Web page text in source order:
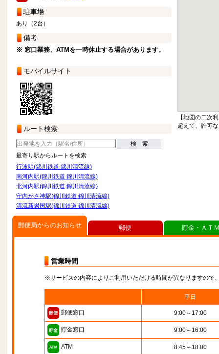
駐車場
あり（2台）
備考
※ 窓口業務、ATMを一時休止する場合があります。
モバイルサイト
ルート検索
検 索
最寄り駅からルートを検索
行波駅(錦川鉄道 錦川清流線)
南河内駅(錦川鉄道 錦川清流線)
北河内駅(錦川鉄道 錦川清流線)
守内かさ神駅(錦川鉄道 錦川清流線)
清流新岩国駅(錦川鉄道 錦川清流線)
【地図の二次
超えて、許可
郵便局からのお知らせ
営業時間
※サービスの内容によりご利用いただける時間が異なりますので
平日
郵便窓口 9:00～17:00
貯金窓口 9:00～16:00
ATM 8:45～18:00
郵便 貯金・ＡＴ